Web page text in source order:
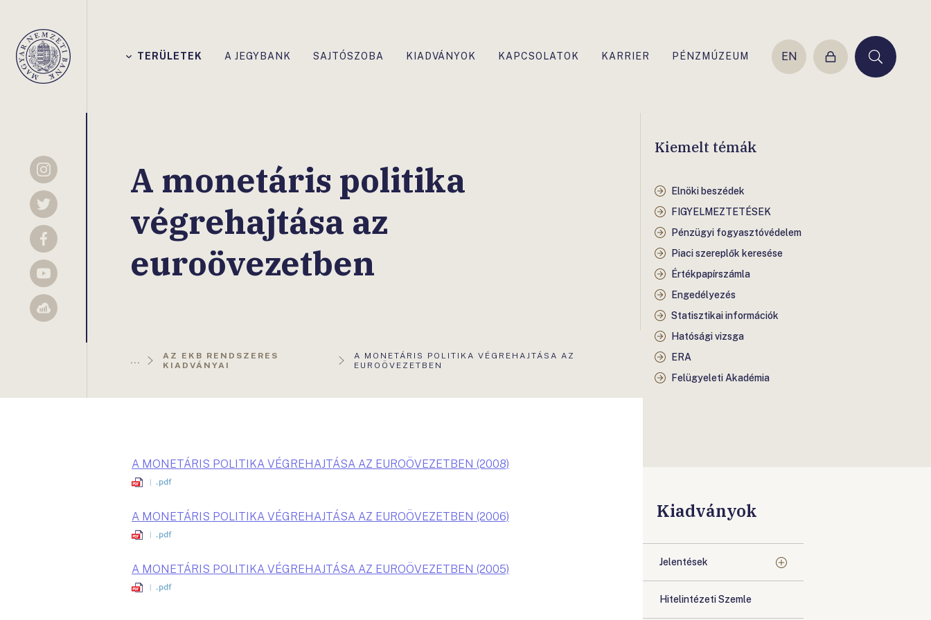
Magyar
Nemzeti
TERÜLETEK A JEGYBANK SAJTÓSZOBA KIADVÁNYOK KAPCSOLATOK KARRIER PÉNZMÚZEUM EN
Belépés Keresés
Instagram
Twitter
Facebook
YouTube
Sellsy
A monetáris politika
végrehajtása az
euroövezetben
...
AZ EKB RENDSZERES
KIADVÁNYAI
AKTUÁLIS
OLDAL:
A MONETÁRIS POLITIKA VÉGREHAJTÁSA AZ
EUROÖVEZETBEN
Kiemelt témák
Elnöki beszédek
FIGYELMEZTETÉSEK
Pénzügyi fogyasztóvédelem
Piaci szereplők keresése
Értékpapírszámla
Engedélyezés
Statisztikai információk
Hatósági vizsga
ERA
Felügyeleti Akadémia
A MONETÁRIS POLITIKA VÉGREHAJTÁSA AZ EUROÖVEZETBEN (2008)
A MONETÁRIS POLITIKA VÉGREHAJTÁSA AZ EUROÖVEZETBEN (2006)
A MONETÁRIS POLITIKA VÉGREHAJTÁSA AZ EUROÖVEZETBEN (2005)
Kiadványok
Jelentések
Hitelintézeti Szemle